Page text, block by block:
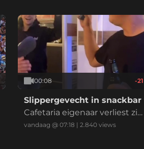
00:08 -21
Slippergevecht in snackbar
Cafetaria eigenaar verliest zij
n bril
vandaag @ 07:18 |2.840 views